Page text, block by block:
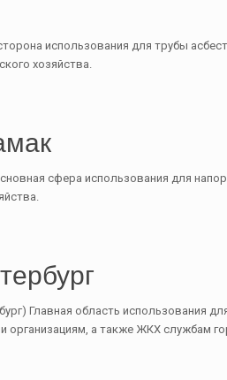
использования для трубы
хозяйства.
сфера использования для
Главная область использования
а также ЖКХ службам